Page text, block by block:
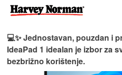
💻✨ Jednostavan, pouzdan i
IdeaPad 1 idealan je izbor za
bezbrižno korištenje.